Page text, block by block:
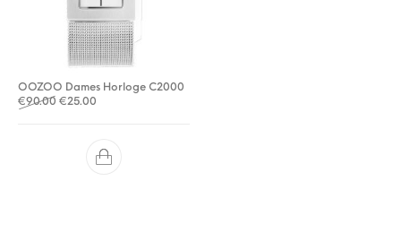
OOZOO Dames Horloge C2000
€90.00 Oorspronkelijke prijs was: €90.00.
€25.00